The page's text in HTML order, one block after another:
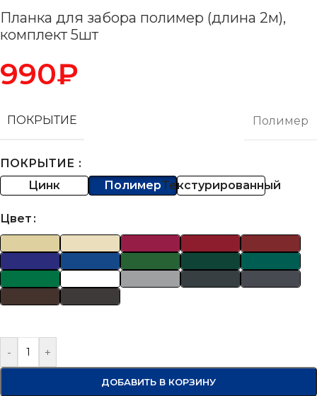
Планка для забора полимер (длина 2м),
комплект 5шт
990₽
ПОКРЫТИЕ Полимер
ПОКРЫТИЕ
Цинк
ПолимерТекстурированный
Цвет
- +
ДОБАВИТЬ В КОРЗИНУ